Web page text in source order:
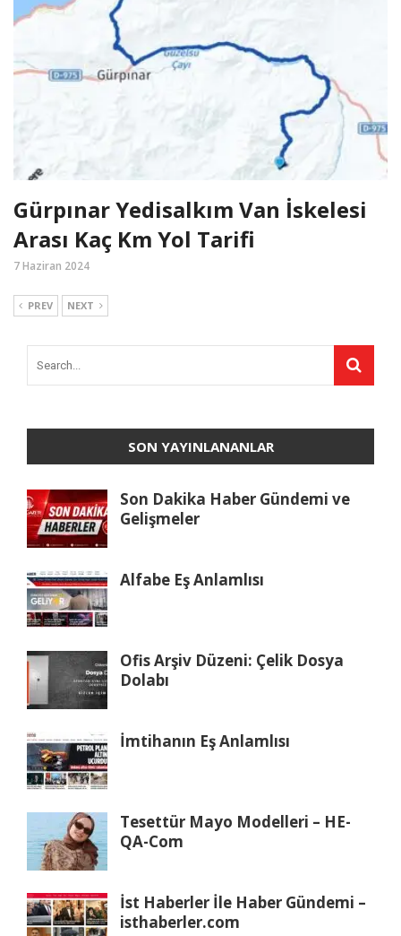
Gürpınar Yedisalkım Van İskelesi
Arası Kaç Km Yol Tarifi
7 Haziran 2024
PREV NEXT
SON YAYINLANANLAR
Son Dakika Haber Gündemi ve
Gelişmeler
Alfabe Eş Anlamlısı
Ofis Arşiv Düzeni: Çelik Dosya
Dolabı
İmtihanın Eş Anlamlısı
Tesettür Mayo Modelleri – HE-
QA-Com
İst Haberler İle Haber Gündemi –
isthaberler.com